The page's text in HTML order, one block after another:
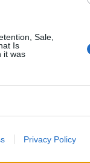
Sale,
Is
it was
Privacy Policy